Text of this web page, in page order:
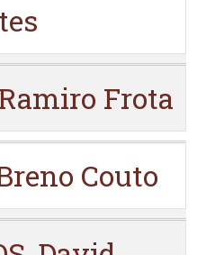
Frota
Couto